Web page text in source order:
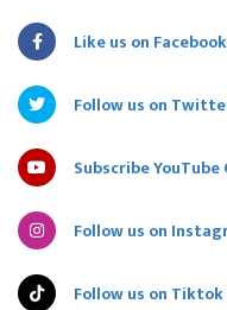
Like us on Facebook
Follow us on
Subscribe YouTube
Follow us on
Follow us on Tiktok